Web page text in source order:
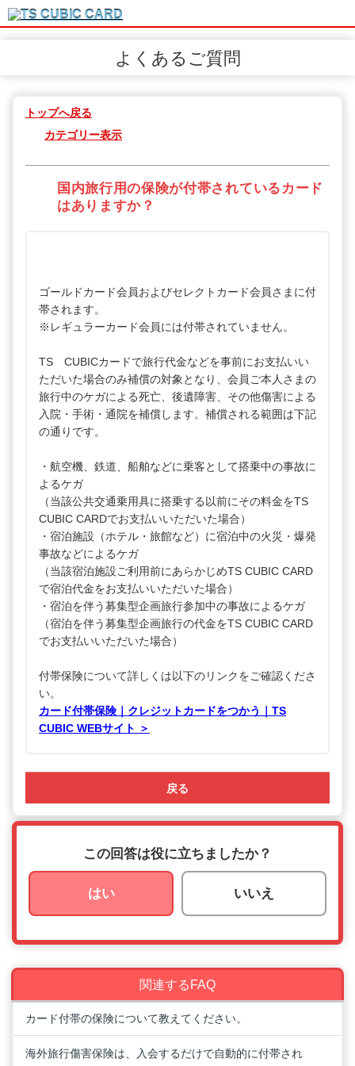
よくあるご質問
トップへ戻る
カテゴリー表示
国内旅行用の保険が付帯されているカード
はありますか？
ゴールドカード会員およびセレクトカード会員さまに付
帯されます。
※レギュラーカード会員には付帯されていません。
TS CUBICカードで旅行代金などを事前にお支払いい
ただいた場合のみ補償の対象となり、会員ご本人さまの
旅行中のケガによる死亡、後遺障害、その他傷害による
入院・手術・通院を補償します。補償される範囲は下記
の通りです。
・航空機、鉄道、船舶などに乗客として搭乗中の事故に
よるケガ
（当該公共交通乗用具に搭乗する以前にその料金をTS
CUBIC CARDでお支払いいただいた場合）
・宿泊施設（ホテル・旅館など）に宿泊中の火災・爆発
事故などによるケガ
（当該宿泊施設ご利用前にあらかじめTS CUBIC CARD
で宿泊代金をお支払いいただいた場合）
・宿泊を伴う募集型企画旅行参加中の事故によるケガ
（宿泊を伴う募集型企画旅行の代金をTS CUBIC CARD
でお支払いいただいた場合）
付帯保険について詳しくは以下のリンクをご確認くださ
い。
カード付帯保険｜クレジットカードをつかう｜TS
CUBIC WEBサイト ＞
戻る
この回答は役に立ちましたか？
はい いいえ
関連するFAQ
カード付帯の保険について教えてください。
海外旅行傷害保険は、入会するだけで自動的に付帯され